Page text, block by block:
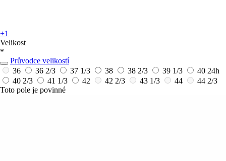
+1
Velikost
*
Průvodce velikostí
36
36 2/3 37 1/3 38 38 2/3 39 1/3 40 24h
40 2/3
41 1/3 42 42 2/3 43 1/3 44
44 2/3
Toto pole je povinné